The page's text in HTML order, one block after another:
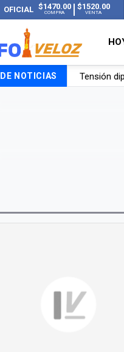
OFICIAL $1470.00
COMPRA
$1520.00
VENTA
NOTICIAS
Tensión
Un nene